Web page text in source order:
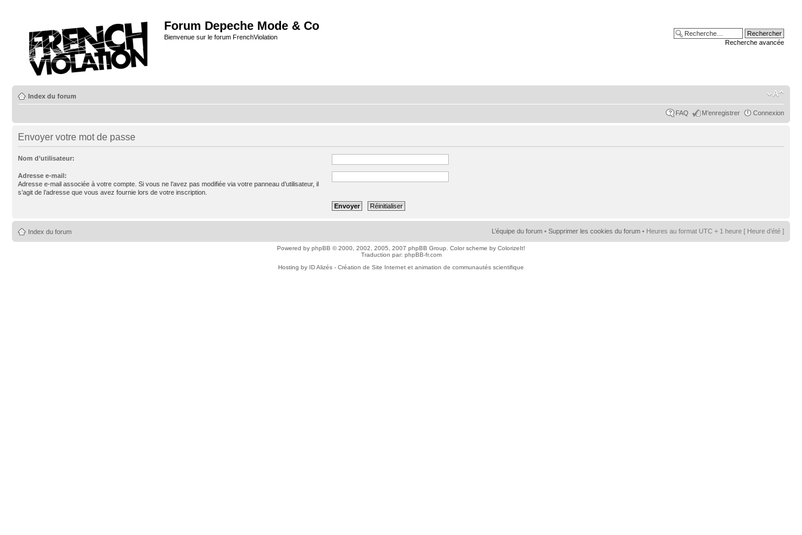
Forum Depeche Mode & Co
Bienvenue sur le forum FrenchViolation
Recherche avancée
Index du forum
FAQ M’enregistrer Connexion
Envoyer votre mot de passe
Nom d’utilisateur:
Adresse e-mail:
Adresse e-mail associée à votre compte. Si vous ne l’avez pas modifiée via votre panneau d’utilisateur, il
s’agit de l’adresse que vous avez fournie lors de votre inscription.
Index du forum L’équipe du forum • Supprimer les cookies du forum • Heures au format UTC + 1 heure [ Heure d’été ]
Powered by phpBB © 2000, 2002, 2005, 2007 phpBB Group. Color scheme by ColorizeIt!
Traduction par: phpBB-fr.com
Hosting by ID Alizés - Création de Site Internet et animation de communautés scientifique